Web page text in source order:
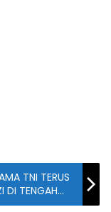
TNI TERUS
DI TENGAH